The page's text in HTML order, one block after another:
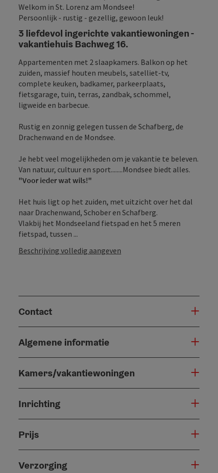
Welkom in St. Lorenz am Mondsee!
Persoonlijk - rustig - gezellig, gewoon leuk!
3 liefdevol ingerichte vakantiewoningen -
vakantiehuis Bachweg 16.
Appartementen met 2 slaapkamers. Balkon op het
zuiden, massief houten meubels, satelliet-tv,
complete keuken, badkamer, parkeerplaats,
fietsgarage, tuin, terras, zandbak, schommel,
ligweide en barbecue.
Rustig en zonnig gelegen tussen de Schafberg, de
Drachenwand en de Mondsee.
Je hebt veel mogelijkheden om je vakantie te beleven.
Van natuur, cultuur en sport........Mondsee biedt alles.
"Voor ieder wat wils!"
Het huis ligt op het zuiden, met uitzicht over het dal
naar Drachenwand, Schober en Schafberg.
Vlakbij het Mondseeland fietspad en het 5 meren
fietspad, tussen ...
Beschrijving volledig aangeven
Contact
Algemene informatie
Kamers/vakantiewoningen
Inrichting
Prijs
Verzorging